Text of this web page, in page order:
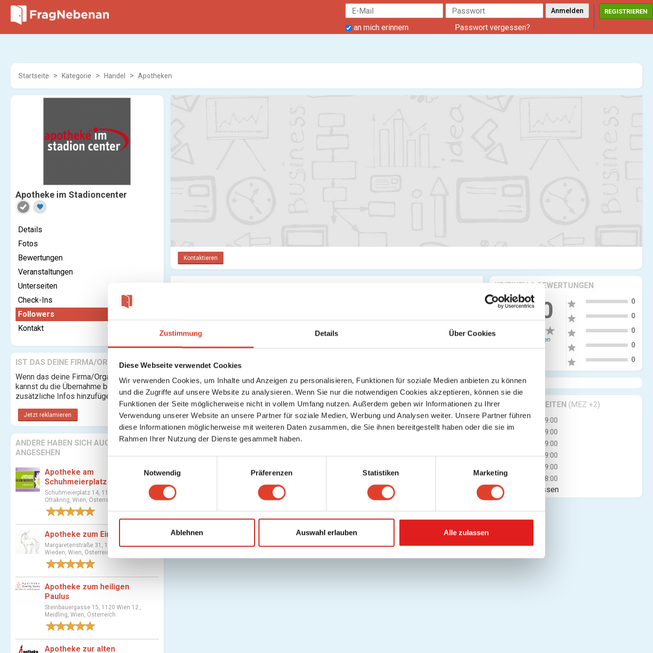
Zustimmung Details Über Cookies
Diese Webseite verwendet Cookies
Wir verwenden Cookies, um Inhalte und Anzeigen zu personalisieren, Funktionen für soziale Medien anbieten zu können
und die Zugriffe auf unsere Website zu analysieren. Wenn Sie nur die notwendigen Cookies akzeptieren, können sie die
Funktionen der Seite möglicherweise nicht in vollem Umfang nutzen. Außerdem geben wir Informationen zu Ihrer
Verwendung unserer Website an unsere Partner für soziale Medien, Werbung und Analysen weiter. Unsere Partner führen
diese Informationen möglicherweise mit weiteren Daten zusammen, die Sie ihnen bereitgestellt haben oder die sie im
Rahmen Ihrer Nutzung der Dienste gesammelt haben.
l
g
n
g
a
w
Notwendig Präferenzen Statistiken Marketing
Ablehnen Auswahl erlauben Alle zulassen
an mich erinnern Passwort vergessen?
REGISTRIEREN
Startseite Kategorie Handel Apotheken
Apotheke im Stadioncenter
favorite
Details
Fotos
Bewertungen
Veranstaltungen
Unterseiten
Check-Ins
Followers
Kontakt
IST DAS DEINE FIRMA/ORGANISATION?
Wenn das deine Firma/Organisation ist,
kannst du die Übernahme beantragen und
zusätzliche Infos hinzufügen.
Jetzt reklamieren
ANDERE HABEN SICH AUCH
ANGESEHEN
Apotheke am
Schuhmeierplatz
Schuhmeierplatz 14, 1160 Wien 16.,
Ottakring, Wien, Österreich
1 Bewertung
Apotheke zum Einhorn
Margaretenstraße 31, 1040 Wien 4.,
Wieden, Wien, Österreich
Apotheke zum heiligen
Paulus
Steinbauergasse 15, 1120 Wien 12.,
Meidling, Wien, Österreich
Apotheke zur alten
Kontaktieren
KRITIKEN & BEWERTUNGEN
0.00
0 Bewertungen
star 0
star 0
star 0
star 0
star 0
GESCHÄFTSZEITEN (MEZ +2)
Mo
08:00 - 19:00
Di
08:00 - 19:00
08:00 - 19:00
Do
08:00 - 19:00
08:00 - 19:00
Sa
08:00 - 18:00
Jetzt geschlossen